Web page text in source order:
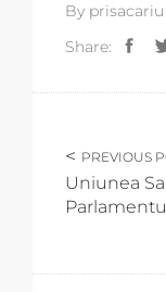
By prisacariu
Share:
PREVIOUS
Uniunea